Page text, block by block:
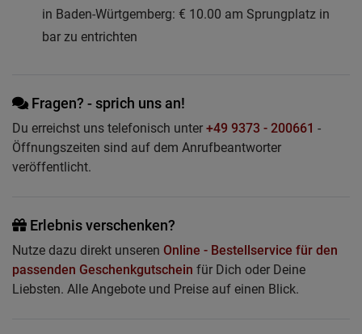
in Baden-Würtgemberg: € 10.00 am Sprungplatz in
bar zu entrichten
Fragen? - sprich uns an!
Du erreichst uns telefonisch unter +49 9373 - 200661 -
Öffnungszeiten sind auf dem Anrufbeantworter
veröffentlicht.
Erlebnis verschenken?
Nutze dazu direkt unseren Online - Bestellservice für den
passenden Geschenkgutschein für Dich oder Deine
Liebsten. Alle Angebote und Preise auf einen Blick.